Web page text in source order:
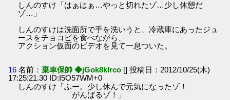
しんのすけ「はぁはぁ…やっと切れたゾ…少し休憩だ
ゾ…」
しんのすけは洗面所で手を洗いうと、冷蔵庫にあったジュ
ースをチョコビを食べながら、
アクション仮面のビデオを見て一息ついた。
16 名前：棄車保帥 ◆jGok8klrco [] 投稿日：2012/10/25(木)
17:25:21.30 ID:I5O57WM+0
しんのすけ「ふー。少し休んで元気になったゾ！
がんばるゾ！」